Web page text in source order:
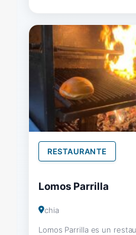
RESTAURANTE
Lomos Parrilla
chia
Lomos Parrilla es un